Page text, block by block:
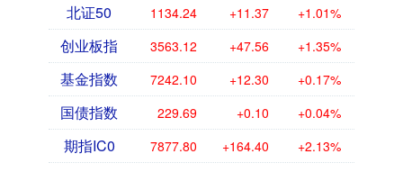
北证50 1134.24 +11.37 +1.01%
创业板指 3563.12 +47.56 +1.35%
基金指数 7242.10 +12.30 +0.17%
国债指数 229.69 +0.10 +0.04%
期指IC0 7877.80 +164.40 +2.13%